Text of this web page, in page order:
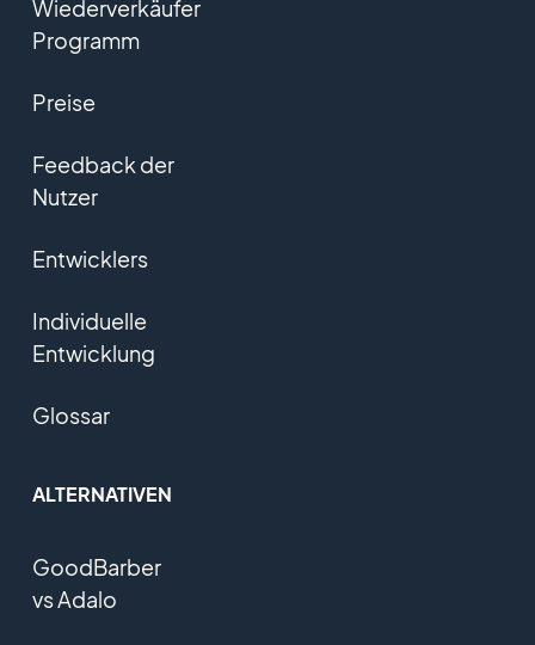
Wiederverkäufer
Programm
Preise
Feedback der
Nutzer
Entwicklers
Individuelle
Entwicklung
Glossar
ALTERNATIVEN
GoodBarber
vs Adalo